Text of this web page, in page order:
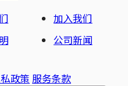
加入我们
公司新闻
政策 服务条款